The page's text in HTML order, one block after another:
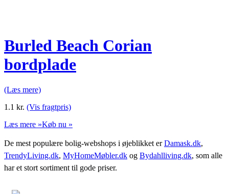
Burled Beach Corian
bordplade
(Læs mere)
1.1 kr. (Vis fragtpris)
Læs mere »Køb nu »
De mest populære bolig-webshops i øjeblikket erDamask.dk,
TrendyLiving.dk, MyHomeMøbler.dk og Bydahlliving.dk, som alle
har et stort sortiment til gode priser.